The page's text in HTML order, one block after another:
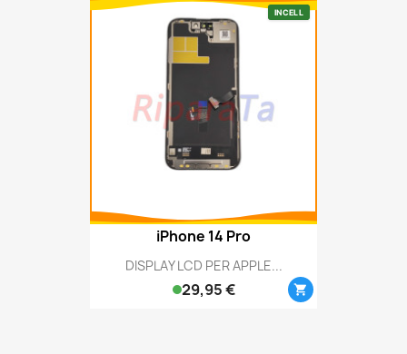
INCELL
iPhone 14 Pro
DISPLAY LCD PER APPLE...
29,95 € 